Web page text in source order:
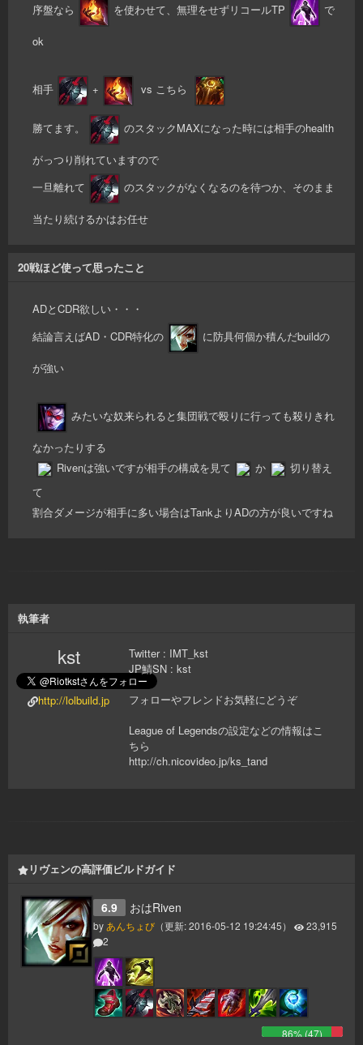
序盤なら を使わせて、無理をせずリコールTP で
ok
相手 + vs こちら
勝てます。 のスタックMAXになった時には相手のhealth
がっつり削れていますので
一旦離れて
のスタックがなくなるのを待つか、そのまま
当たり続けるかはお任せ
20戦ほど使って思ったこと
ADとCDR欲しい・・・
結論言えばAD・CDR特化の
に防具何個か積んだbuildの
が強い
みたいな奴来られると集団戦で殴りに行っても殺りきれ
なかったりする
Rivenは強いですが相手の構成を見て
か
切り替え
て
割合ダメージが相手に多い場合はTankよりADの方が良いですね
執筆者
kst
http://lolbuild.jp
Twitter : IMT_kst
JP鯖SN : kst
フォローやフレンドお気軽にどうぞ
League of Legendsの設定などの情報はこ
ちら
http://ch.nicovideo.jp/ks_tand
リヴェンの高評価ビルドガイド
6.9 おはRiven
by あんちょび （更新:2016-05-12 19:24:45）
23,915
2
86% (47)